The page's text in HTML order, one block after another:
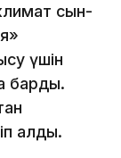
сын-
үшін
барды.
алды.